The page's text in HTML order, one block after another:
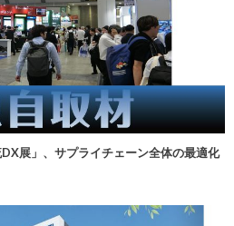
DX展」、サプライチェーン全体の最適化